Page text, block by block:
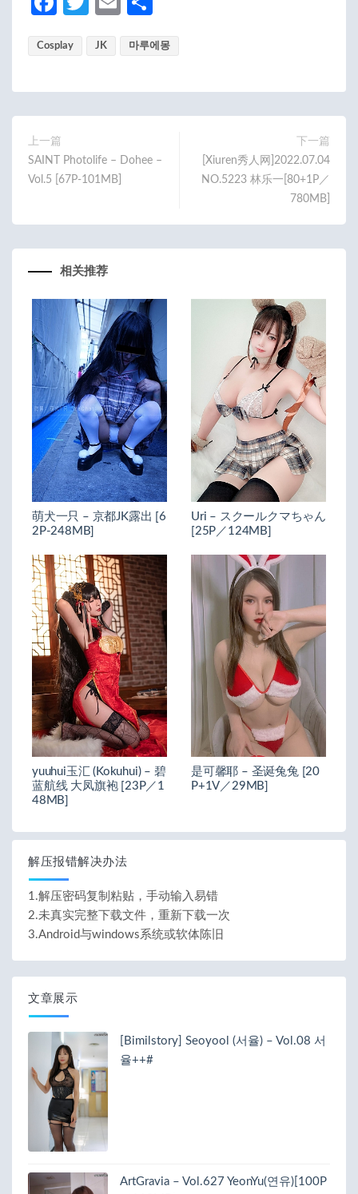
b
k
itt ail
Cosplay JK 마루에몽
上一篇
SAINT Photolife – Dohee –
Vol.5 [67P-101MB]
下一篇
[Xiuren秀人网]2022.07.04
NO.5223 林乐一[80+1P／
780MB]
相关推荐
萌犬一只 – 京都JK露出 [6
2P-248MB]
Uri – スクールクマちゃん
[25P／124MB]
yuuhui玉汇 (Kokuhui) – 碧
蓝航线 大凤旗袍 [23P／1
48MB]
是可馨耶 – 圣诞兔兔 [20
P+1V／29MB]
解压报错解决办法
1.解压密码复制粘贴，手动输入易错
2.未真实完整下载文件，重新下载一次
3.Android与windows系统或软体陈旧
文章展示
[Bimilstory] Seoyool (서율) – Vol.08 서
율++#
ArtGravia – Vol.627 YeonYu(연유)[100P